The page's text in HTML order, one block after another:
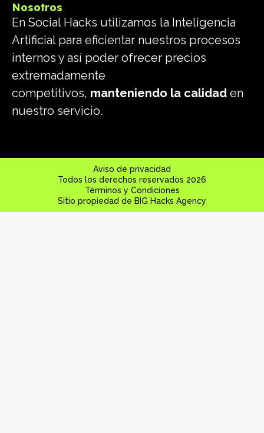
Nosotros
En Social Hacks utilizamos la Inteligencia
Artificial para eficientar nuestros procesos
internos y así poder ofrecer precios
extremadamente
competitivos, manteniendo la calidad en
nuestro servicio.
Aviso de privacidad
Todos los derechos reservados 2026
Términos y Condiciones
Sitio propiedad de BIG Hacks Agency